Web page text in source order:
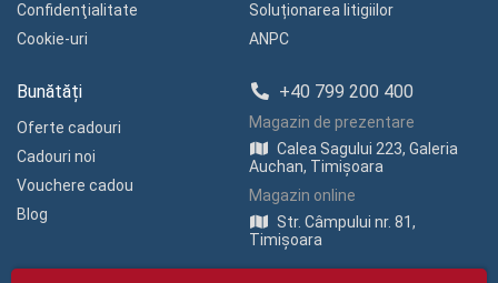
Confidenţialitate
Cookie-uri
Soluționarea litigiilor
ANPC
Bunătăți
Oferte cadouri
Cadouri noi
Vouchere cadou
Blog
+40 799 200 400
Magazin de prezentare
Calea Sagului 223, Galeria
Auchan, Timișoara
Magazin online
Str. Câmpului nr. 81,
Timișoara